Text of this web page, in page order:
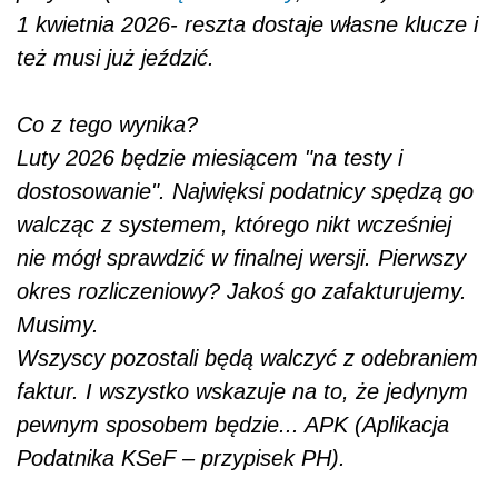
1 kwietnia 2026- reszta dostaje własne klucze i
też musi już jeździć.
Co z tego wynika?
Luty 2026 będzie miesiącem "na testy i
dostosowanie". Najwięksi podatnicy spędzą go
walcząc z systemem, którego nikt wcześniej
nie mógł sprawdzić w finalnej wersji. Pierwszy
okres rozliczeniowy? Jakoś go zafakturujemy.
Musimy.
Wszyscy pozostali będą walczyć z odebraniem
faktur. I wszystko wskazuje na to, że jedynym
pewnym sposobem będzie... APK (Aplikacja
Podatnika KSeF – przypisek PH).